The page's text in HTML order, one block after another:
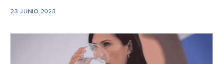
23 JUNIO 2023